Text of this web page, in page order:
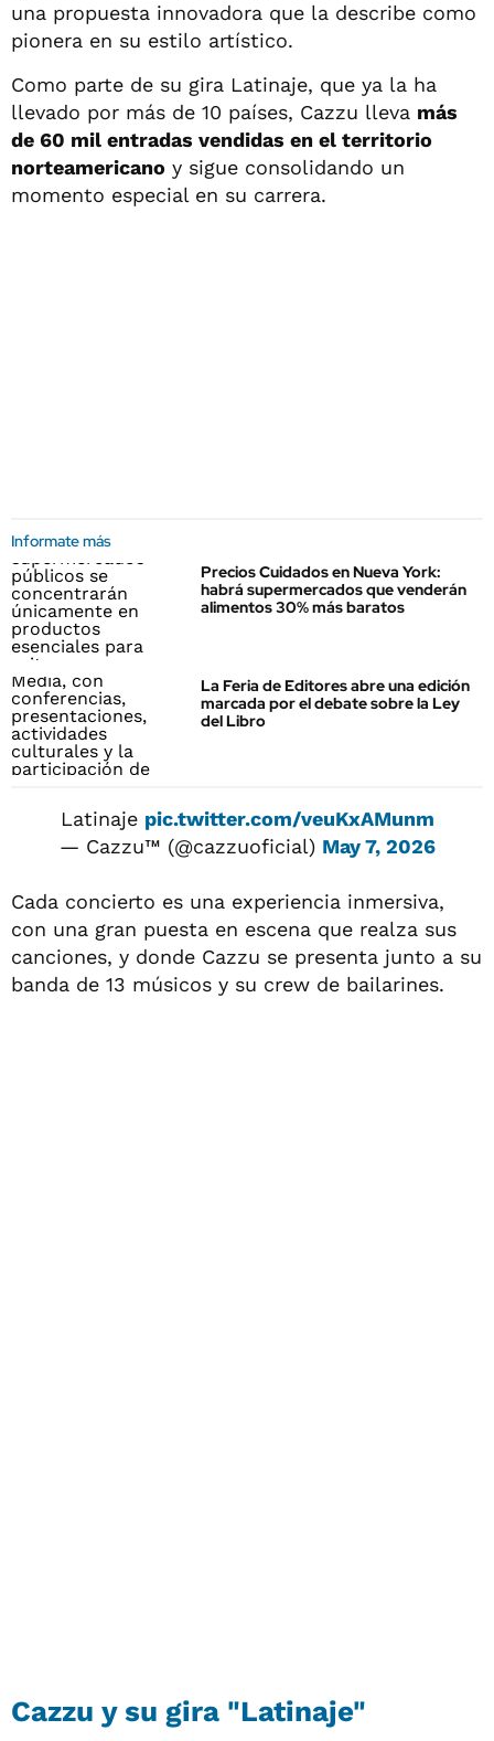
una propuesta innovadora que la describe como
pionera en su estilo artístico.
Como parte de su gira Latinaje, que ya la ha
llevado por más de 10 países, Cazzu lleva más
de 60 mil entradas vendidas en el territorio
norteamericano y sigue consolidando un
momento especial en su carrera.
Informate más
Precios Cuidados en Nueva York:
habrá supermercados que venderán
alimentos 30% más baratos
La Feria de Editores abre una edición
marcada por el debate sobre la Ley
del Libro
Latinaje pic.twitter.com/veuKxAMunm
— Cazzu™ (@cazzuoficial) May 7, 2026
Cada concierto es una experiencia inmersiva,
con una gran puesta en escena que realza sus
canciones, y donde Cazzu se presenta junto a su
banda de 13 músicos y su crew de bailarines.
Cazzu y su gira "Latinaje"